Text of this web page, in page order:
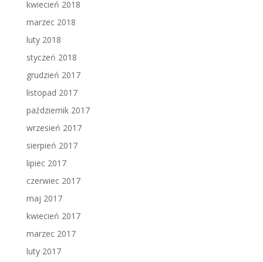
kwiecień 2018
marzec 2018
luty 2018
styczeń 2018
grudzień 2017
listopad 2017
październik 2017
wrzesień 2017
sierpień 2017
lipiec 2017
czerwiec 2017
maj 2017
kwiecień 2017
marzec 2017
luty 2017